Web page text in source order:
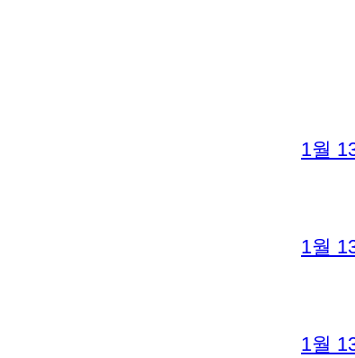
1월
1월
1월